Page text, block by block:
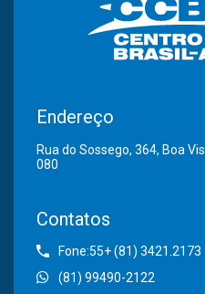
Endereço
Rua do Sossego, 364, Boa
080
Contatos
Fone:55+ (81) 3421.2173
(81) 99490-2122